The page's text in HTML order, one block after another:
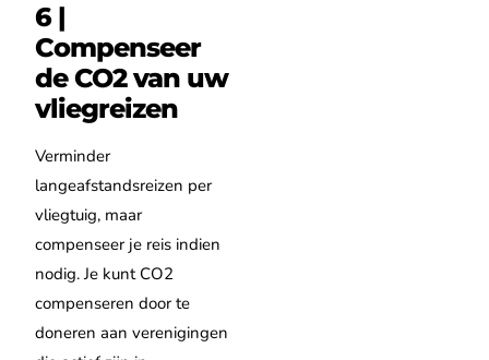
6 |
Compenseer
de CO2 van uw
vliegreizen
Verminder
langeafstandsreizen per
vliegtuig, maar
compenseer je reis indien
nodig. Je kunt CO2
compenseren door te
doneren aan verenigingen